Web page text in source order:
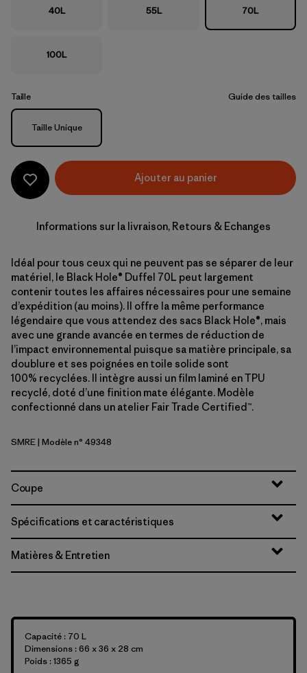
40L 55L 70L
100L
Taille Guide des tailles
Taille
Taille Unique
Ajouter au panier
Informations sur la livraison, Retours & Echanges
Idéal pour tous ceux qui ne peuvent pas se séparer de leur
matériel, le Black Hole® Duffel 70L peut largement
contenir toutes les affaires nécessaires pour une semaine
d’expédition (au moins). Il offre la même performance
légendaire que vous attendez des sacs Black Hole®, mais
avec une grande avancée en termes de réduction de
l’impact environnemental puisque sa matière principale, sa
doublure et ses poignées en toile solide sont
100% recyclées. Il intègre aussi un film laminé en TPU
recyclé, doté d’une finition mate élégante. Modèle
confectionné dans un atelier Fair Trade Certified™.
Smolder Blue w/Amanita Red
SMRE| Modèle n° 49348
Coupe
Spécifications et caractéristiques
Matières & Entretien
Capacité : 70 L
Dimensions : 66 x 36 x 28 cm
Poids : 1365 g